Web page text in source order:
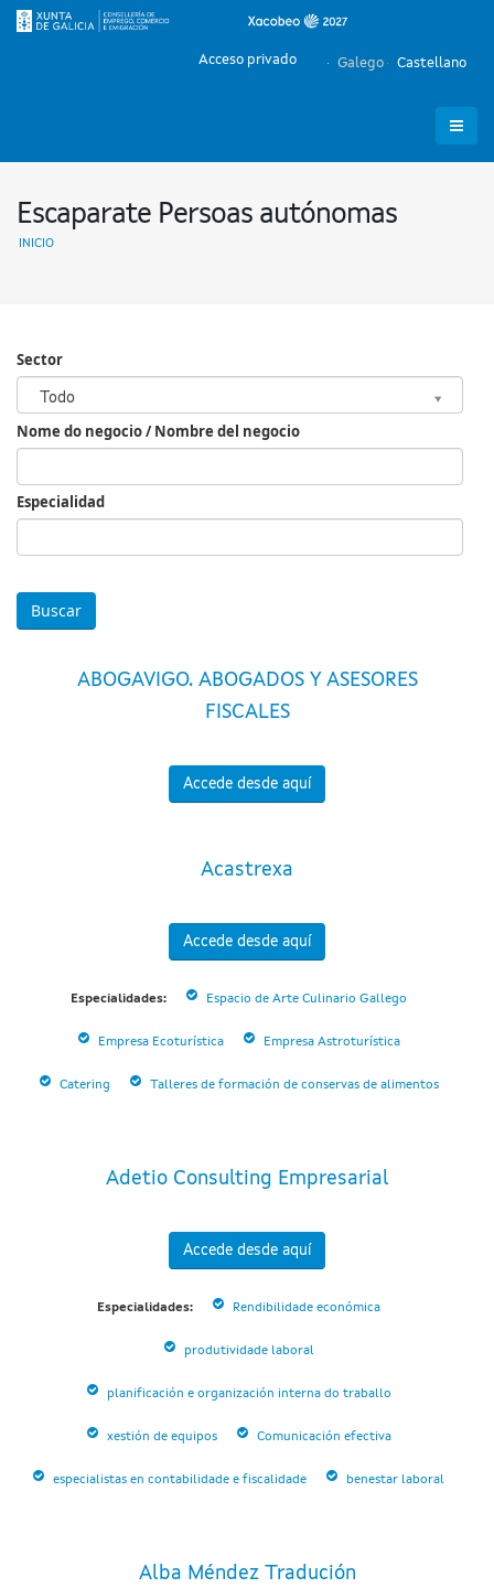
Galego Castellano
Acceso privado
Escaparate Persoas autónomas
INICIO
Sector
Todo
Sector
Nome do negocio / Nombre del negocio
Especialidad
ABOGAVIGO. ABOGADOS Y ASESORES
FISCALES
Accede desde aquí
Acastrexa
Accede desde aquí
Especialidades: Espacio de Arte Culinario Gallego
Empresa Ecoturística Empresa Astroturística
Catering Talleres de formación de conservas de alimentos
Adetio Consulting Empresarial
Accede desde aquí
Especialidades: Rendibilidade económica
produtividade laboral
planificación e organización interna do traballo
xestión de equipos Comunicación efectiva
especialistas en contabilidade e fiscalidade benestar laboral
Alba Méndez Tradución